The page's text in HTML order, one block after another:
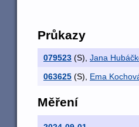
Průkazy
079523 (S) Jana
063625 (S) Ema
Měření